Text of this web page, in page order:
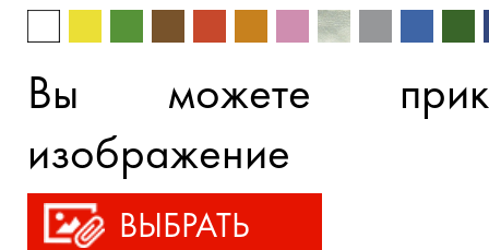
Вы можете
изображение
ВЫБРАТЬ